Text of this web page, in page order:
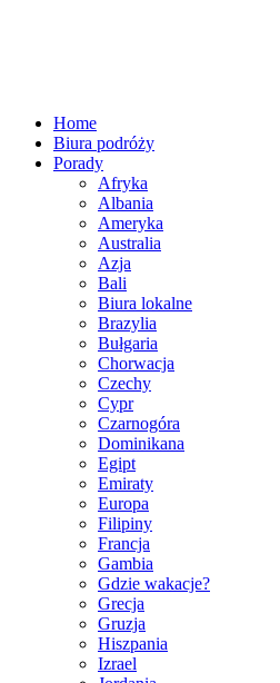
Home
Biura podróży
Porady
Afryka
Albania
Ameryka
Australia
Azja
Bali
Biura lokalne
Brazylia
Bułgaria
Chorwacja
Czechy
Cypr
Czarnogóra
Dominikana
Egipt
Emiraty
Europa
Filipiny
Francja
Gambia
Gdzie wakacje?
Grecja
Gruzja
Hiszpania
Izrael